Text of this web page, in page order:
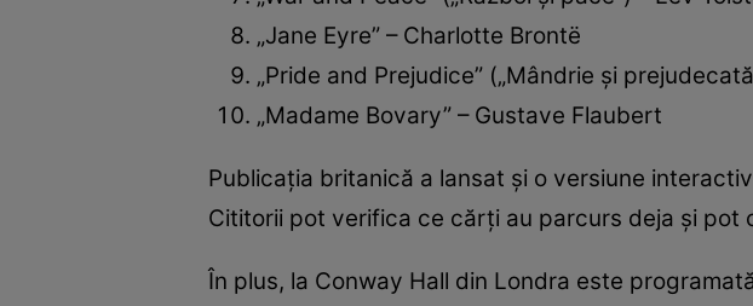
„Jane Eyre” – Charlotte Brontë
„Pride and Prejudice” („Mândrie și
„Madame Bovary” – Gustave Flaubert
Publicația britanică a lansat și o versiune
Cititorii pot verifica ce cărți au parcurs deja și
În plus, la Conway Hall din Londra este